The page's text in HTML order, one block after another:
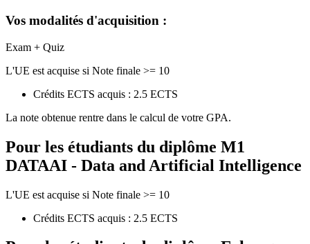
Vos modalités d'acquisition :
Exam + Quiz
L'UE est acquise si Note finale >= 10
Crédits ECTS acquis : 2.5 ECTS
La note obtenue rentre dans le calcul de votre GPA.
Pour les étudiants du diplôme M1
DATAAI - Data and Artificial Intelligence
L'UE est acquise si Note finale >= 10
Crédits ECTS acquis : 2.5 ECTS